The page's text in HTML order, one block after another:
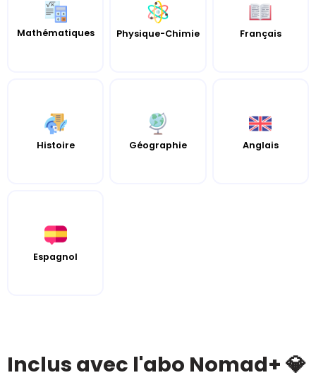
Mathématiques Physique-Chimie Français
Histoire Géographie Anglais
Espagnol
Inclus avec l'abo Nomad+ 💎